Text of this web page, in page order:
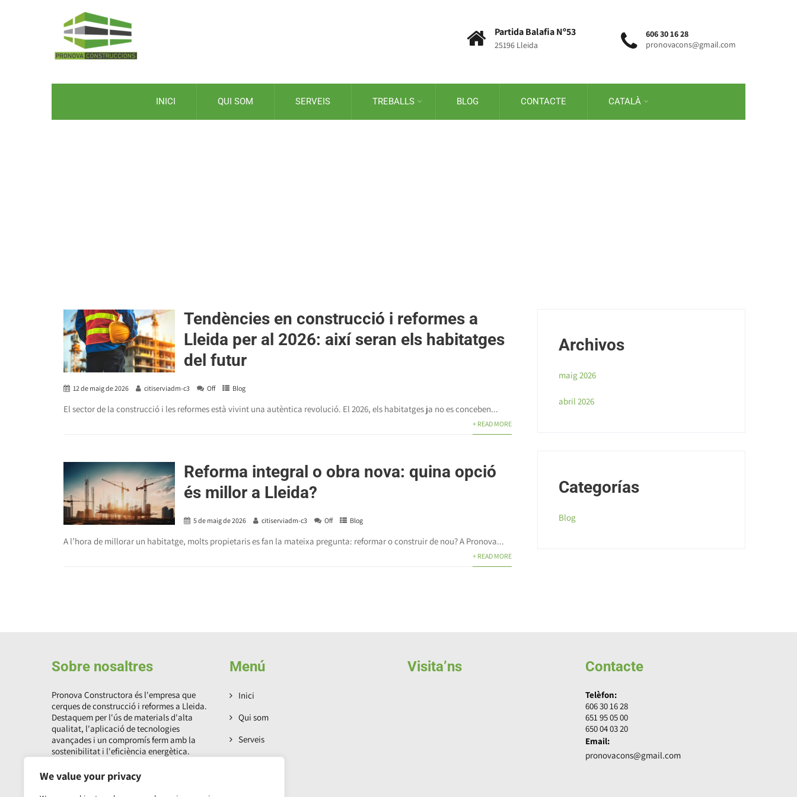
We value your privacy
Partida Balafia Nº53
25196 Lleida
606 30 16 28
pronovacons@gmail.com
INICI QUI SOM SERVEIS TREBALLS BLOG CONTACTE CATALÀ
Tendències en construcció i reformes a
Lleida per al 2026: així seran els habitatges
del futur
12 de maig de 2026 citiserviadm-c3 Off Blog
El sector de la construcció i les reformes està vivint una autèntica revolució. El 2026, els habitatges ja no es conceben...
+ READ MORE
Reforma integral o obra nova: quina opció
és millor a Lleida?
5 de maig de 2026 citiserviadm-c3 Off Blog
A l’hora de millorar un habitatge, molts propietaris es fan la mateixa pregunta: reformar o construir de nou? A Pronova...
+ READ MORE
Archivos
maig 2026
abril 2026
Categorías
Blog
Sobre nosaltres
Pronova Constructora és l'empresa que
cerques de construcció i reformes a Lleida.
Destaquem per l'ús de materials d'alta
qualitat, l'aplicació de tecnologies
avançades i un compromís ferm amb la
sostenibilitat i l'eficiència energètica.
Menú
Inici
Qui som
Serveis
Visita’ns Contacte
Telèfon:
606 30 16 28
651 95 05 00
650 04 03 20
Email:
pronovacons@gmail.com